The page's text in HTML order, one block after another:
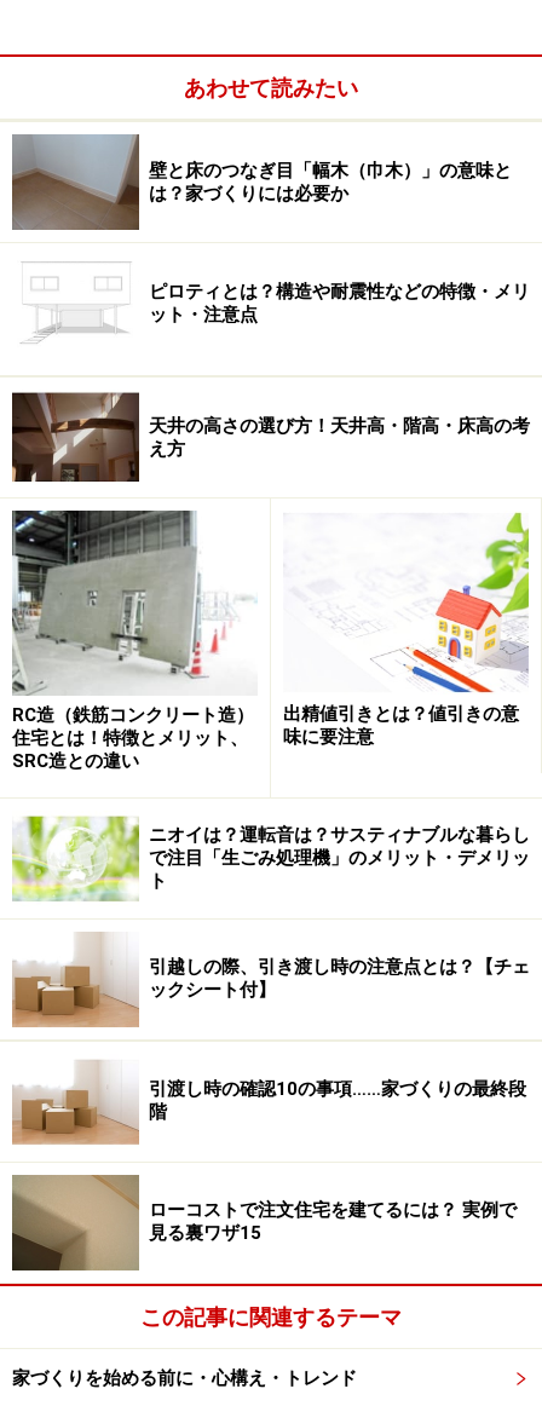
前払い金の多額請求が横行 「アーバンエ
ステート」と「富士ハウス」
なぜ、こうした話を持ち出したかというと、いまだ注文
住宅を手がけた一部の業者による愚行が忘れられないか
らです。両親宅の新築工事に当たり、同じ目に遭わない
よう自ら注意しなければなりません。と同時に、読者の
皆さんにも契約内容を確認する重要性を再認識してもら
いたいのです。
2009年１月、前述したアーバンエステートの元会長らが
工事代金を詐取した容疑で逮捕されました。報道による
と、「工事代金を５％割り引く代わりに、前金を多めに
支払ってほしい」と顧客を集めていたといいます。ある
施主は総工費2000万円の５％を割り引くと持ちかけら
れ、契約時に７割を前払いした途端に倒産に遭ったそう
です。東京地裁が民事再生法の適用を却下したのも、こ
うした強い悪意性を重んじたからでしょう。同じく、富
士ハウスでも次第に前払い請求がエスカレートし、着工
時までに工事代金の７割を支払うよう求めたといいま
アーバンエステートも富士ハウスも、業績低迷により資
金繰りが悪化していました。そのため、苦肉の策として
前払い金の多額請求に手を染めたわけです。いうまでも
命”のため自己の利益を最優先すべく、蛮行を繰り返して
いたのです。
さかのぼれば、2005年に発覚した分譲マンションやホテ
ルの耐震強度偽装事件、いわゆる姉歯ショックでは耐震
くされました。その中の１棟、「グランドステージ溝の
口」（総戸数24戸）では、建て替えるのに１世帯あたり
2000～2700万円の追加負担金が必要になりました。これ
らの追加金は既存の住宅ローンに上乗せされ、“Ｗロー
ン”として被害者の生活にのしかかりました。
こうした事実を知っていただけに、両親宅の新築工事で
あわせて読みたい
壁と床のつなぎ目「幅木（巾木）」の意味と
は？家づくりには必要か
ピロティとは？構造や耐震性などの特徴・メリ
ット・注意点
天井の高さの選び方！天井高・階高・床高の考
え方
RC造（鉄筋コンクリート造）
住宅とは！特徴とメリット、
SRC造との違い
出精値引きとは？値引きの意
味に要注意
ニオイは？運転音は？サスティナブルな暮らし
で注目「生ごみ処理機」のメリット・デメリッ
ト
引越しの際、引き渡し時の注意点とは？【チェ
ックシート付】
引渡し時の確認10の事項……家づくりの最終段
階
ローコストで注文住宅を建てるには？ 実例で
見る裏ワザ15
この記事に関連するテーマ
家づくりを始める前に・心構え・トレンド